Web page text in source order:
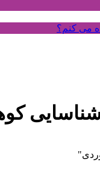
می کنم؟